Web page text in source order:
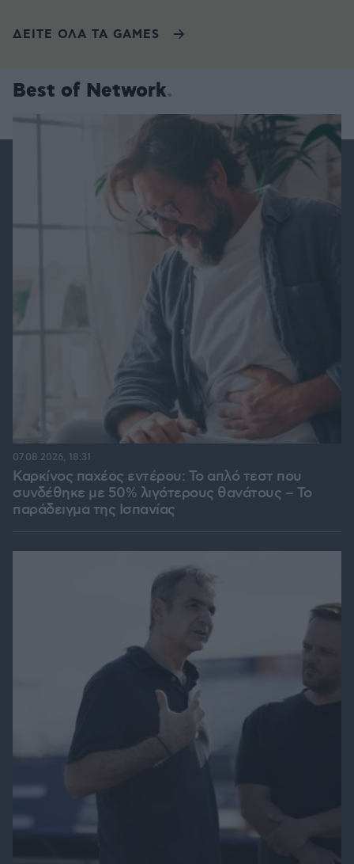
ΔΕΙΤΕ ΟΛΑ ΤΑ GAMES
Best of Network
Καρκίνος παχέος εντέρου: Το απλό τεστ που
συνδέθηκε με 50% λιγότερους θανάτους – Το
παράδειγμα της Ισπανίας
07.08.2026, 18:31